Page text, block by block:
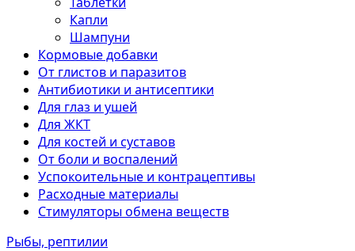
Капли
Шампуни
Кормовые добавки
От глистов и паразитов
Антибиотики и антисептики
Для глаз и ушей
Для ЖКТ
Для костей и суставов
От боли и воспалений
Успокоительные и контрацептивы
Расходные материалы
Стимуляторы обмена веществ
Рыбы, рептилии